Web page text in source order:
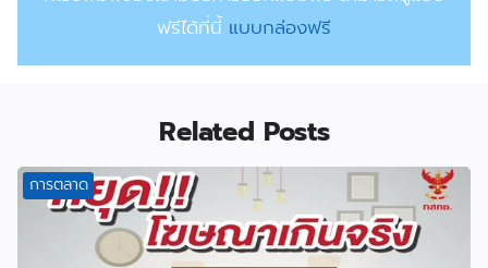
ฟรีได้ที่นี้ แบบกล่องฟรี
Related Posts
การตลาด